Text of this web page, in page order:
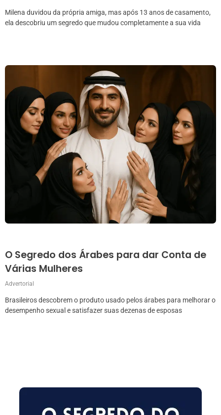
Milena duvidou da própria amiga, mas após 13 anos de casamento,
ela descobriu um segredo que mudou completamente a sua vida
O Segredo dos Árabes para dar Conta de
Várias Mulheres
Advertorial
Brasileiros descobrem o produto usado pelos árabes para melhorar o
desempenho sexual e satisfazer suas dezenas de esposas